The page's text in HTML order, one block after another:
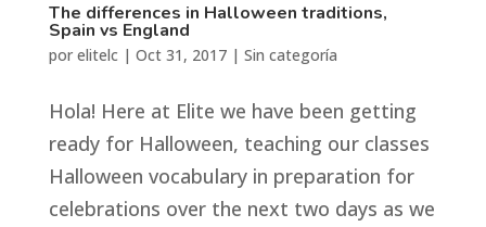
The differences in Halloween traditions,
Spain vs England
por elitelc| Oct 31, 2017| Sin categoría
Hola! Here at Elite we have been getting
ready for Halloween, teaching our classes
Halloween vocabulary in preparation for
celebrations over the next two days as we